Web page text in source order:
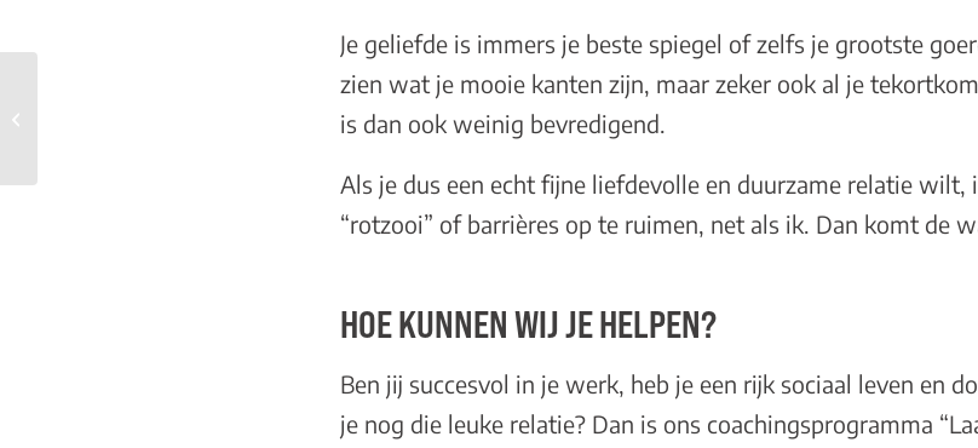
Je geliefde is immers je beste spiegel of zelfs je grootste
zien wat je mooie kanten zijn, maar zeker ook al je
is dan ook weinig bevredigend.
Als je dus een echt fijne liefdevolle en duurzame relatie wilt,
“rotzooi” of barrières op te ruimen, net als ik. Dan komt de
HOE KUNNEN WIJ JE HELPEN?
Ben jij succesvol in je werk, heb je een rijk sociaal leven en
je nog die leuke relatie? Dan is ons coachingsprogramma